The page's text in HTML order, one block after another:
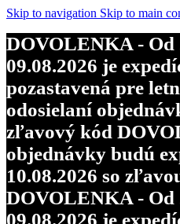
Skip to navigation Skip to main
DOVOLENKA - Od
09.08.2026 je
pozastavená pre
odosielaní
zľavový kód
objednávky budú
10.08.2026 so
DOVOLENKA - Od
09.08.2026 je